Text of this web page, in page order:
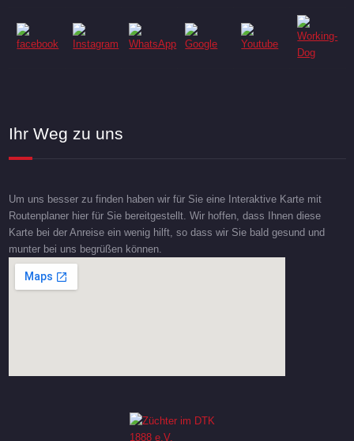
Ihr Weg zu uns
Um uns besser zu finden haben wir für Sie eine Interaktive Karte mit
Routenplaner hier für Sie bereitgestellt. Wir hoffen, dass Ihnen diese
Karte bei der Anreise ein wenig hilft, so dass wir Sie bald gesund und
munter bei uns begrüßen können.